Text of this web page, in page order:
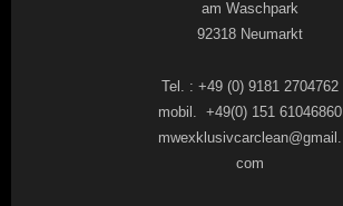
am Waschpark
92318 Neumarkt
Tel. : +49 (0) 9181 2704762
mobil. +49(0) 151 61046860
mwexklusivcarclean@gmail.
com